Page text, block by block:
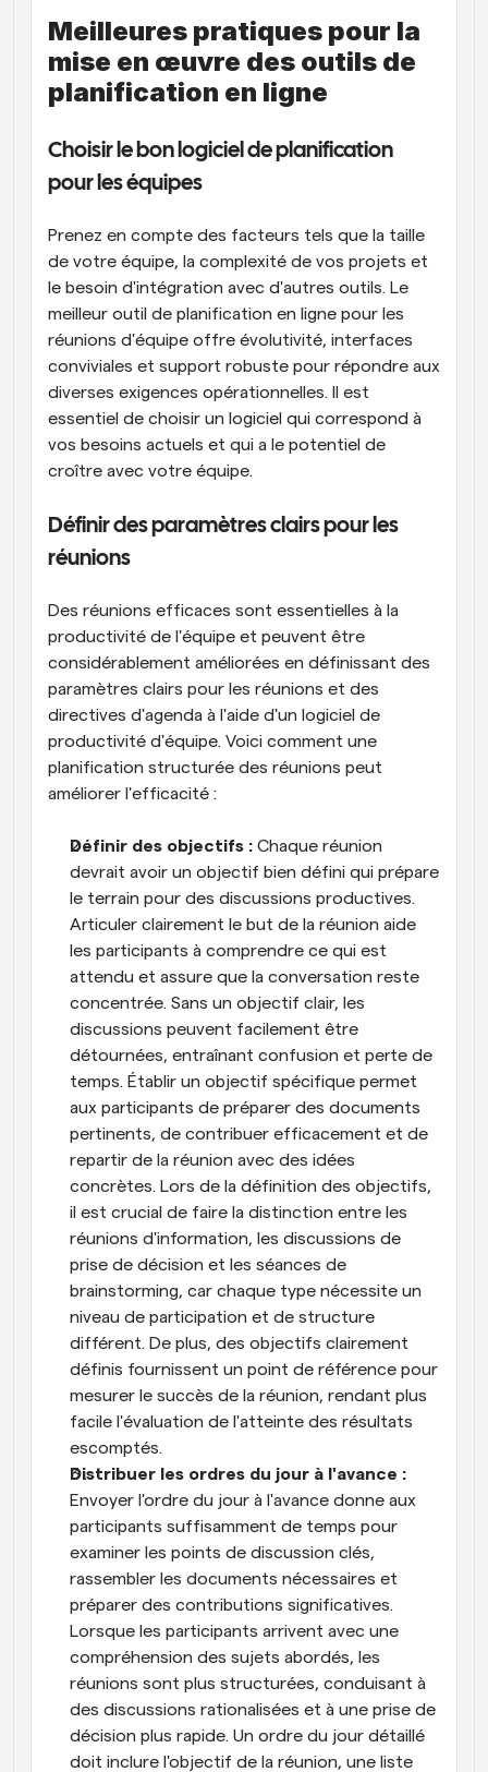
Meilleures pratiques pour la
mise en œuvre des outils de
planification en ligne
Choisir le bon logiciel de planification
pour les équipes
Prenez en compte des facteurs tels que la taille
de votre équipe, la complexité de vos projets et
le besoin d'intégration avec d'autres outils. Le
meilleur outil de planification en ligne pour les
réunions d'équipe offre évolutivité, interfaces
conviviales et support robuste pour répondre aux
diverses exigences opérationnelles. Il est
essentiel de choisir un logiciel qui correspond à
vos besoins actuels et qui a le potentiel de
croître avec votre équipe.
Définir des paramètres clairs pour les
réunions
Des réunions efficaces sont essentielles à la
productivité de l'équipe et peuvent être
considérablement améliorées en définissant des
paramètres clairs pour les réunions et des
directives d'agenda à l'aide d'un logiciel de
productivité d'équipe. Voici comment une
planification structurée des réunions peut
améliorer l'efficacité :
Définir des objectifs : Chaque réunion
devrait avoir un objectif bien défini qui prépare
le terrain pour des discussions productives.
Articuler clairement le but de la réunion aide
les participants à comprendre ce qui est
attendu et assure que la conversation reste
concentrée. Sans un objectif clair, les
discussions peuvent facilement être
détournées, entraînant confusion et perte de
temps. Établir un objectif spécifique permet
aux participants de préparer des documents
pertinents, de contribuer efficacement et de
repartir de la réunion avec des idées
concrètes. Lors de la définition des objectifs,
il est crucial de faire la distinction entre les
réunions d'information, les discussions de
prise de décision et les séances de
brainstorming, car chaque type nécessite un
niveau de participation et de structure
différent. De plus, des objectifs clairement
définis fournissent un point de référence pour
mesurer le succès de la réunion, rendant plus
facile l'évaluation de l'atteinte des résultats
escomptés.
Envoyer l'ordre du jour à l'avance donne aux
participants suffisamment de temps pour
examiner les points de discussion clés,
rassembler les documents nécessaires et
préparer des contributions significatives.
Lorsque les participants arrivent avec une
compréhension des sujets abordés, les
réunions sont plus structurées, conduisant à
des discussions rationalisées et à une prise de
décision plus rapide. Un ordre du jour détaillé
doit inclure l'objectif de la réunion, une liste